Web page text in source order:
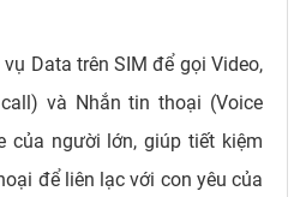
Data trên SIM để gọi Video,
và Nhắn tin thoại (Voice
của người lớn, giúp tiết kiệm
để liên lạc với con yêu của